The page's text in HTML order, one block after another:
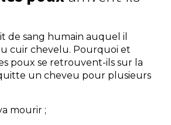
de sang humain auquel il
cuir chevelu. Pourquoi et
poux se retrouvent-ils sur la
un cheveu pour plusieurs
mourir ;